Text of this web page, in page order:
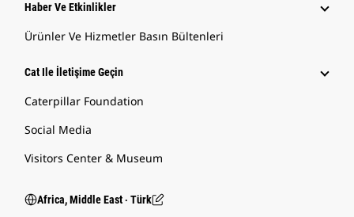
Haber Ve Etkinlikler
Ürünler Ve Hizmetler Basın Bültenleri
Cat Ile İletişime Geçin
Caterpillar Foundation
Social Media
Visitors Center & Museum
Africa, Middle East ‧ Türk